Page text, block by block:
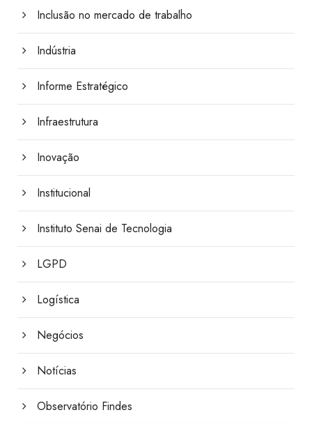
Inclusão no mercado de trabalho
Indústria
Informe Estratégico
Infraestrutura
Inovação
Institucional
Instituto Senai de Tecnologia
LGPD
Logística
Negócios
Notícias
Observatório Findes